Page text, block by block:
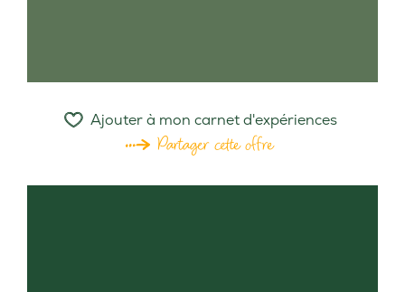
Ajouter à mon carnet d'expériences
Partager cette offre